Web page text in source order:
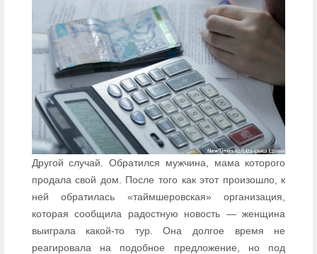
Другой случай. Обратился мужчина, мама которого
продала свой дом. После того как этот произошло, к
ней обратилась «таймшеровская» организация,
которая сообщила радостную новость — женщина
выиграла какой-то тур. Она долгое время не
реагировала на подобное предложение, но под